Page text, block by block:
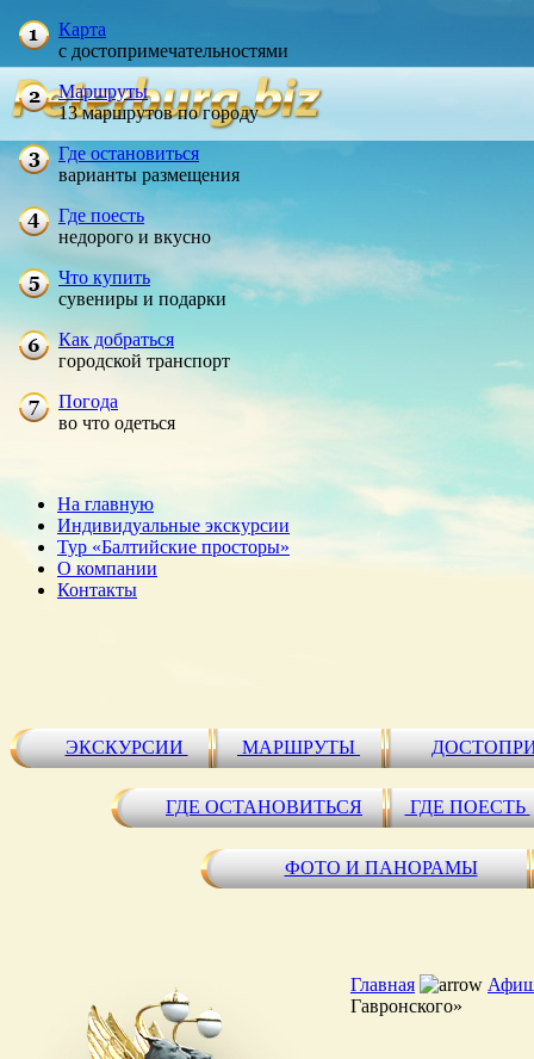
Карта
с достопримечательностями
Маршруты
13 маршрутов по городу
Где остановиться
варианты размещения
Где поесть
недорого и вкусно
Что купить
сувениры и подарки
Как добраться
городской транспорт
Погода
во что одеться
На главную
Индивидуальные экскурсии
Тур «Балтийские просторы»
О компании
Контакты
ЭКСКУРСИИ МАРШРУТЫ
ГДЕ ОСТАНОВИТЬСЯ ГДЕ ПОЕСТЬ
ФОТО И ПАНОРАМЫ
Главная
Гавронского»